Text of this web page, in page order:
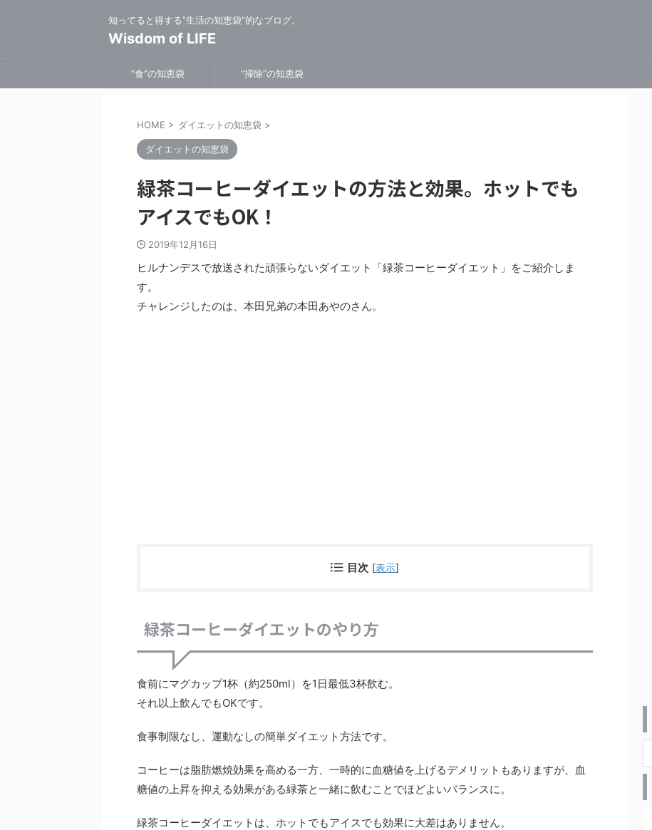
知ってると得する”生活の知恵袋”的なブログ。
Wisdom of LIFE
”食”の知恵袋 ”掃除”の知恵袋
HOME > ダイエットの知恵袋 >
ダイエットの知恵袋
緑茶コーヒーダイエットの方法と効果。ホットでも
アイスでもOK！
2019年12月16日
ヒルナンデスで放送された頑張らないダイエット「緑茶コーヒーダイエット」をご紹介しま
す。
チャレンジしたのは、本田兄弟の本田あやのさん。
目次 [表示]
緑茶コーヒーダイエットのやり方
食前にマグカップ1杯（約250ml）を1日最低3杯飲む。
それ以上飲んでもOKです。
食事制限なし、運動なしの簡単ダイエット方法です。
コーヒーは脂肪燃焼効果を高める一方、一時的に血糖値を上げるデメリットもありますが、血
糖値の上昇を抑える効果がある緑茶と一緒に飲むことでほどよいバランスに。
緑茶コーヒーダイエットは、ホットでもアイスでも効果に大差はありません。